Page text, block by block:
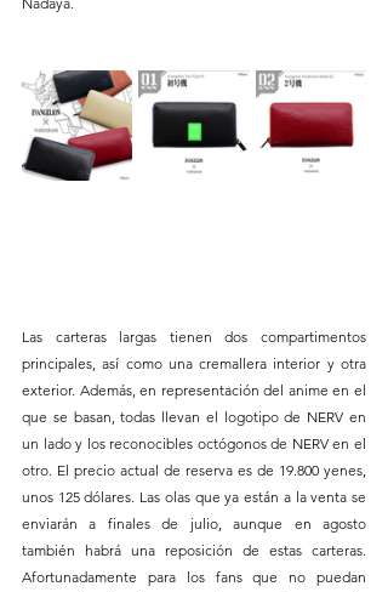
Las carteras largas tienen dos compartimentos
principales, así como una cremallera interior y otra
exterior. Además, en representación del anime en el
que se basan, todas llevan el logotipo de NERV en
un lado y los reconocibles octógonos de NERV en el
otro. El precio actual de reserva es de 19.800 yenes,
unos 125 dólares. Las olas que ya están a la venta se
enviarán a finales de julio, aunque en agosto
también habrá una reposición de estas carteras.
Afortunadamente para los fans que no puedan